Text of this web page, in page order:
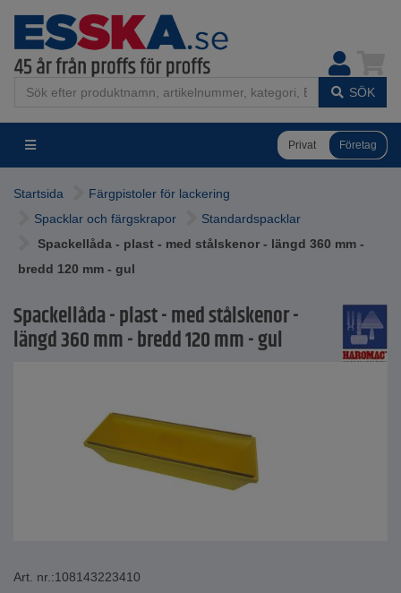
SÖK
Privat Företag
Startsida
Färgpistoler för lackering
Spacklar och färgskrapor
Standardspacklar
Spackellåda - plast - med stålskenor - längd 360 mm -
bredd 120 mm - gul
Spackellåda - plast - med stålskenor -
längd 360 mm - bredd 120 mm - gul
Art. nr.:108143223410